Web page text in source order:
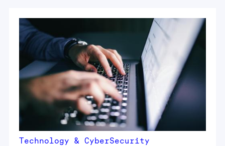
Technology & CyberSecurity